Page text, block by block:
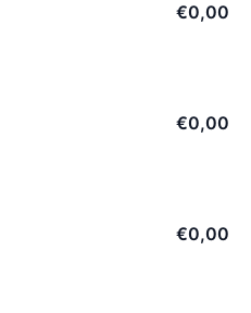
€0,00
€0,00
€0,00